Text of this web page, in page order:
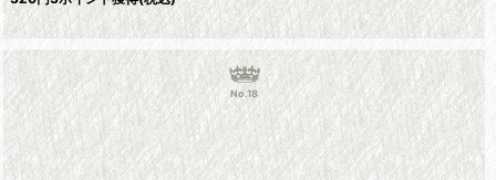
No.18